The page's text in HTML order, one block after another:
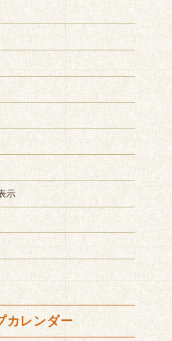
示
カレンダー